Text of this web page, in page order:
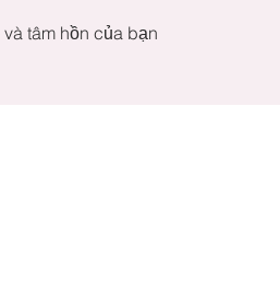
tâm hồn của bạn